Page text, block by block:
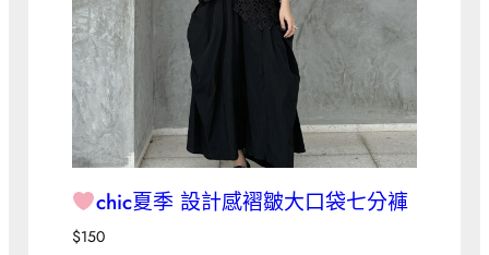
chic夏季 設計感褶皺大口袋七分褲
$150